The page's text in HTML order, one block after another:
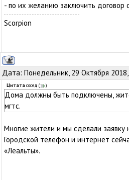
- по их желанию заключить договор
Scorpion
Дата: Понедельник, 29 Октября
Цитата сосед ( )
Дома должны быть подключены,
мгтс.
Многие жители и мы сделали
Городской телефон и интернет
«Леальты».